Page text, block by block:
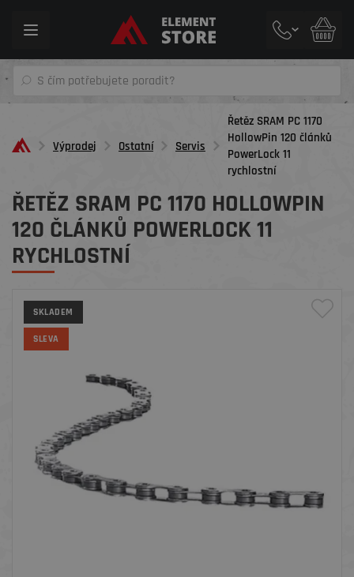
Toggle
Výprodej Ostatní Servis
Řetěz SRAM PC 1170
HollowPin 120 článků
PowerLock 11
rychlostní
ŘETĚZ SRAM PC 1170 HOLLOWPIN
120 ČLÁNKŮ POWERLOCK 11
RYCHLOSTNÍ
SKLADEM
SLEVA